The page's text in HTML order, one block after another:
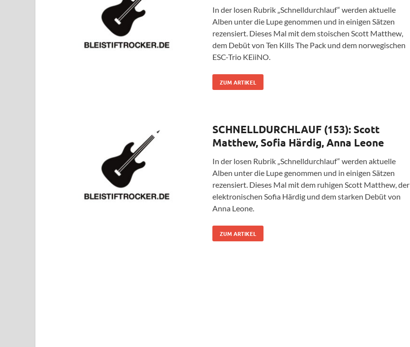
In der losen Rubrik „Schnelldurchlauf“ werden aktuelle
Alben unter die Lupe genommen und in einigen Sätzen
rezensiert. Dieses Mal mit dem stoischen Scott Matthew,
dem Debüt von Ten Kills The Pack und dem norwegischen
ESC-Trio KEiiNO.
ZUM ARTIKEL
SCHNELLDURCHLAUF (153): Scott
Matthew, Sofia Härdig, Anna Leone
In der losen Rubrik „Schnelldurchlauf“ werden aktuelle
Alben unter die Lupe genommen und in einigen Sätzen
rezensiert. Dieses Mal mit dem ruhigen Scott Matthew, der
elektronischen Sofia Härdig und dem starken Debüt von
Anna Leone.
ZUM ARTIKEL